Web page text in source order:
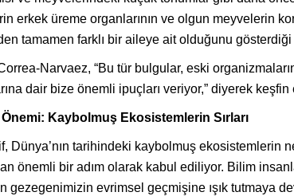
erkek üreme organlarının ve olgun meyvelerin
tamamen farklı bir aileye ait olduğunu
Narvaez, “Bu tür bulgular, eski
dair bize önemli ipuçları veriyor,” diyerek keşfin
Kaybolmuş Ekosistemlerin Sırları
Dünya’nın tarihindeki kaybolmuş ekosistemlerin
önemli bir adım olarak kabul ediliyor. Bilim
gezegenimizin evrimsel geçmişine ışık tutmaya